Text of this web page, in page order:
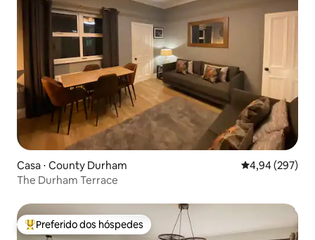
Casa ⋅ County Durham 4,94 de uma
4,94 (297)
The Durham Terrace
Entre os melhores preferidos dos hóspedes
Preferido dos hóspedes